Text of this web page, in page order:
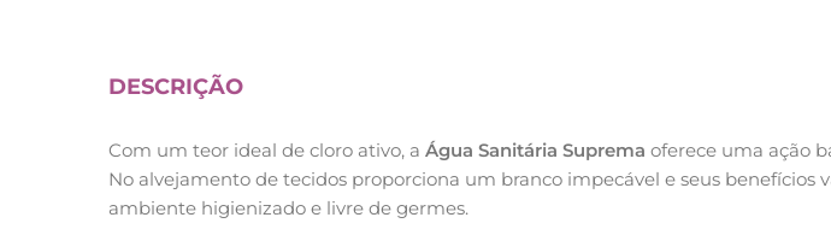
DESCRIÇÃO
Com um teor ideal de cloro ativo, a Água Sanitária Suprema oferece uma ação
No alvejamento de tecidos proporciona um branco impecável e seus
ambiente higienizado e livre de germes.